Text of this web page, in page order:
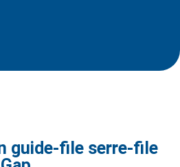
guide-file serre-file